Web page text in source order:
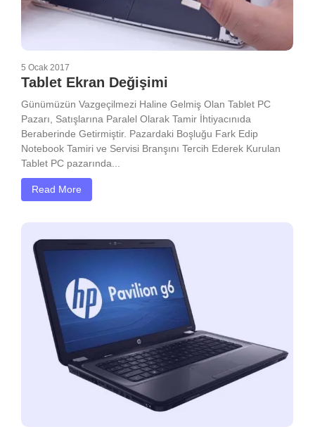
5 Ocak 2017
Tablet Ekran Değişimi
Günümüzün Vazgeçilmezi Haline Gelmiş Olan Tablet PC
Pazarı, Satışlarına Paralel Olarak Tamir İhtiyacınıda
Beraberinde Getirmiştir. Pazardaki Boşluğu Fark Edip
Notebook Tamiri ve Servisi Branşını Tercih Ederek Kurulan
Tablet PC pazarında...
Read More